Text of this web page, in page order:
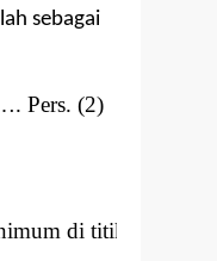
sebagai
Pers. (2)
di titik B (m/s)